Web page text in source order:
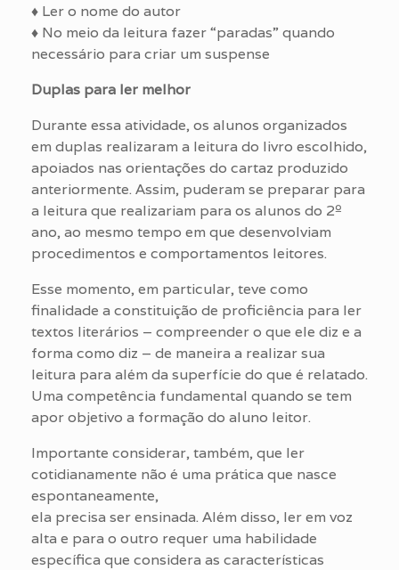
♦ Ler o nome do autor
♦ No meio da leitura fazer “paradas” quando
necessário para criar um suspense
Duplas para ler melhor
Durante essa atividade, os alunos organizados
em duplas realizaram a leitura do livro escolhido,
apoiados nas orientações do cartaz produzido
anteriormente. Assim, puderam se preparar para
a leitura que realizariam para os alunos do 2º
ano, ao mesmo tempo em que desenvolviam
procedimentos e comportamentos leitores.
Esse momento, em particular, teve como
finalidade a constituição de proficiência para ler
textos literários – compreender o que ele diz e a
forma como diz – de maneira a realizar sua
leitura para além da superfície do que é relatado.
Uma competência fundamental quando se tem
apor objetivo a formação do aluno leitor.
Importante considerar, também, que ler
cotidianamente não é uma prática que nasce
espontaneamente,
ela precisa ser ensinada. Além disso, ler em voz
alta e para o outro requer uma habilidade
específica que considera as características